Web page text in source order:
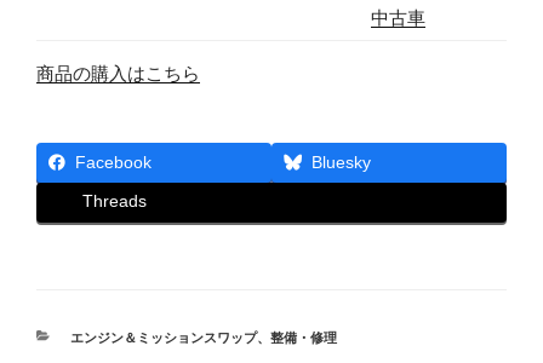
中古車
商品の購入はこちら
Facebook Bluesky
Threads
カ
エンジン＆ミッションスワップ、 整備・修理